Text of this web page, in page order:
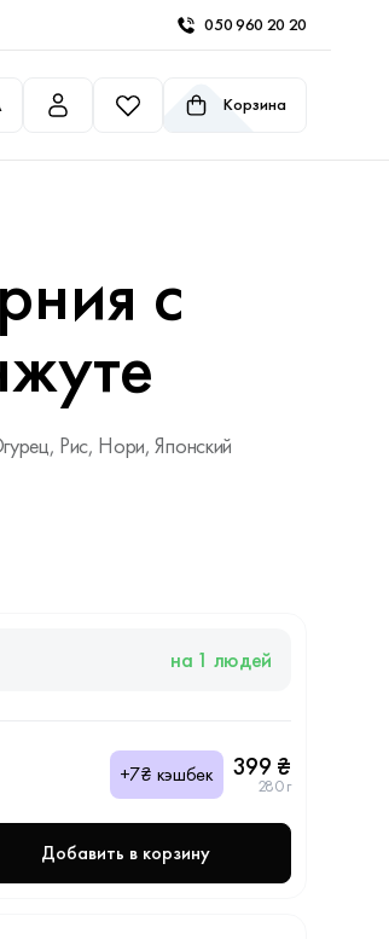
050 960 20 20
Корзина
с
Рис, Нори, Японский
на 1 людей
+7₴ кэшбек 399 ₴
280 г
Добавить в корзину